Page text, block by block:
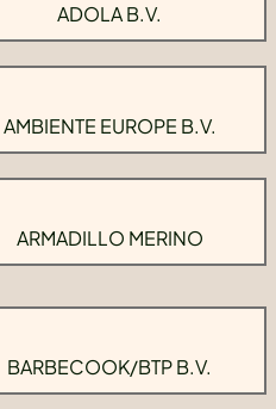
ADOLA B.V.
AMBIENTE EUROPE B.V.
ARMADILLO MERINO
BARBECOOK/BTP B.V.